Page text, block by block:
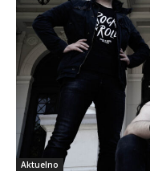
Aktuelno